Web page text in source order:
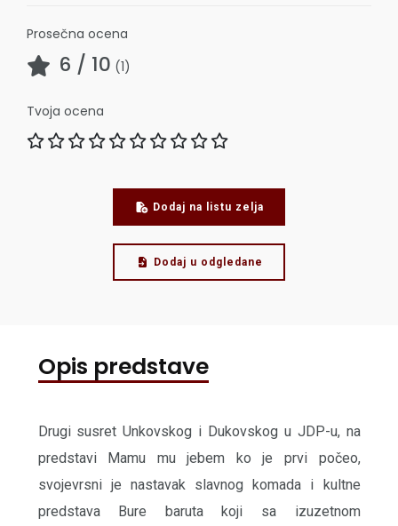
Prosečna ocena
6 / 10 (1)
Tvoja ocena
Dodaj na listu zelja
Dodaj u odgledane
Opis predstave
Drugi susret Unkovskog i Dukovskog u JDP-u, na
predstavi Mamu mu jebem ko je prvi počeo,
svojevrsni je nastavak slavnog komada i kultne
predstava Bure baruta koji sa izuzetnom